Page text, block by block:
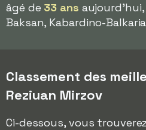
âgé de 33 ans aujourd'hui,
Baksan, Kabardino-
Classement des
Reziuan Mirzov
Ci-dessous, vous